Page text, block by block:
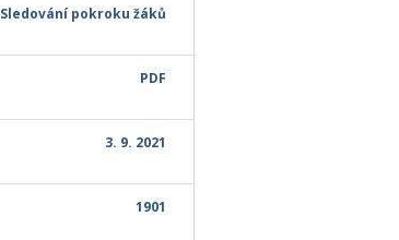
Sledování pokroku žáků
PDF
3. 9. 2021
1901